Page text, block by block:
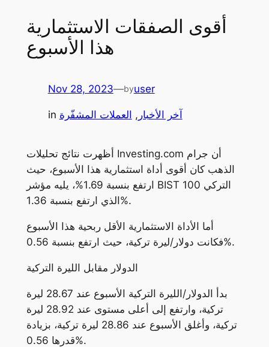
أقوى الصفقات الاستثمارية
هذا الأسبوع
Nov 28, 2023—byuser
in آخر الأخبار , العملات المشفّرة
أظهرت نتائج تحليلات Investing.com أن جرام
الذهب كان أقوى أداة استثمارية هذا الأسبوع، حيث
ارتفع بنسبة 1.69%، يليه مؤشر BIST 100 التركي
الذي ارتفع بنسبة 1.36%.
أما الأداة الاستثمارية الأقل ربحية هذا الأسبوع
فكانت دولار/ليرة تركية، حيث ارتفع بنسبة 0.56%.
الدولار مقابل الليرة التركية
بدأ الدولار/الليرة التركية الأسبوع عند 28.67 ليرة
تركية، وارتفع إلى أعلى مستوى عند 28.92 ليرة
تركية، وأغلق الأسبوع عند 28.86 ليرة تركية، بزيادة
قدرها 0.56%.